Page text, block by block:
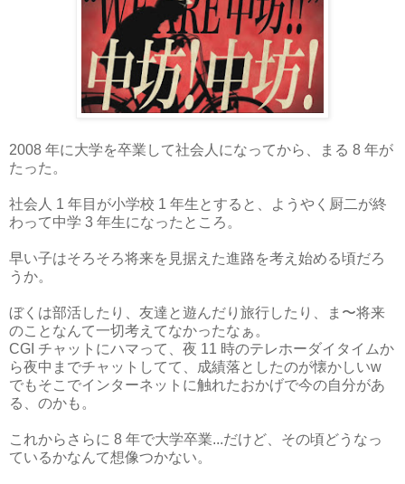
2008 年に大学を卒業して社会人になってから、まる 8 年が
たった。
社会人 1 年目が小学校 1 年生とすると、ようやく厨二が終
わって中学 3 年生になったところ。
早い子はそろそろ将来を見据えた進路を考え始める頃だろ
うか。
ぼくは部活したり、友達と遊んだり旅行したり、ま〜将来
のことなんて一切考えてなかったなぁ。
CGI チャットにハマって、夜 11 時のテレホーダイタイムか
ら夜中までチャットしてて、成績落としたのが懐かしいw
でもそこでインターネットに触れたおかげで今の自分があ
る、のかも。
これからさらに 8 年で大学卒業...だけど、その頃どうなっ
ているかなんて想像つかない。